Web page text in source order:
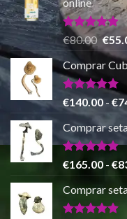
Valorado
con
5.00
de 5
€80.00 El
precio
era:
€
Comprar
Valorado
con
de 5
€140.00-€
Comprar
Valorado
de 5
€165.00 - €
Comprar